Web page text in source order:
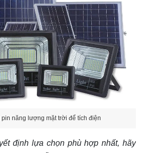
sự và an ninh
trí
sạc điện
Pin
LED tích điện bán chạy
năng lượng mặt trời để tích điện
định lựa chọn phù hợp nhất, hãy